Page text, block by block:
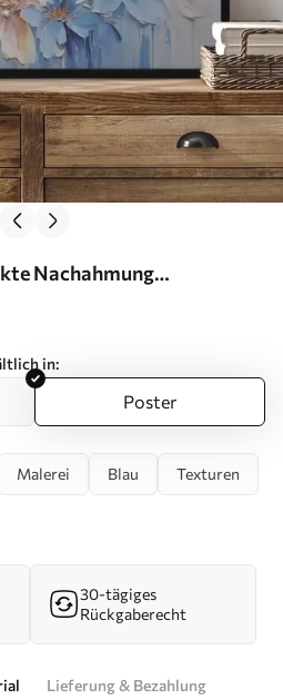
Nachahmung
in:
Poster
Malerei Blau Texturen
30-tägiges
Rückgaberecht
Lieferung & Bezahlung